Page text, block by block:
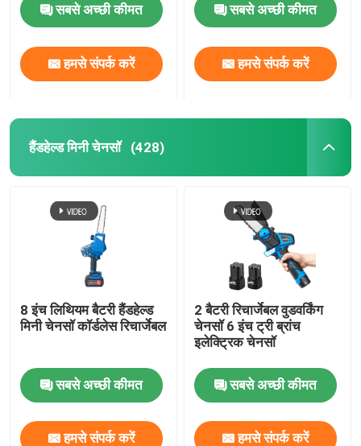
सबसे अच्छी कीमत
हमसे संपर्क करें
सबसे अच्छी कीमत
हमसे संपर्क करें
हैंडहेल्ड मिनी चेनसॉ (428)
8 इंच लिथियम बैटरी हैंडहेल्ड
मिनी चेनसॉ कॉर्डलेस रिचार्जेबल
सबसे अच्छी कीमत
हमसे संपर्क करें
2 बैटरी रिचार्जेबल वुडवर्किंग
चेनसॉ 6 इंच ट्री ब्रांच
इलेक्ट्रिक चेनसॉ
सबसे अच्छी कीमत
हमसे संपर्क करें